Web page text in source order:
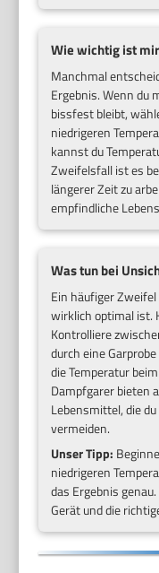
Wie wichtig ist mir
Manchmal
Ergebnis. Wenn du
bissfest bleibt,
niedrigeren
kannst du
Zweifelsfall ist es
längerer Zeit zu
empfindliche
Was tun bei
Ein häufiger
wirklich optimal ist.
Kontrolliere
durch eine
die Temperatur
Dampfgarer bieten
Lebensmittel, die
vermeiden.
Unser Tipp:
niedrigeren
das Ergebnis
Gerät und die